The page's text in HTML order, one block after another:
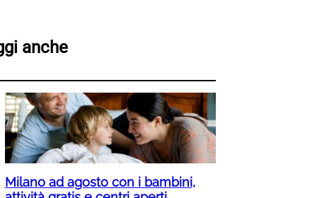
anche
Milano ad agosto con i bambini,